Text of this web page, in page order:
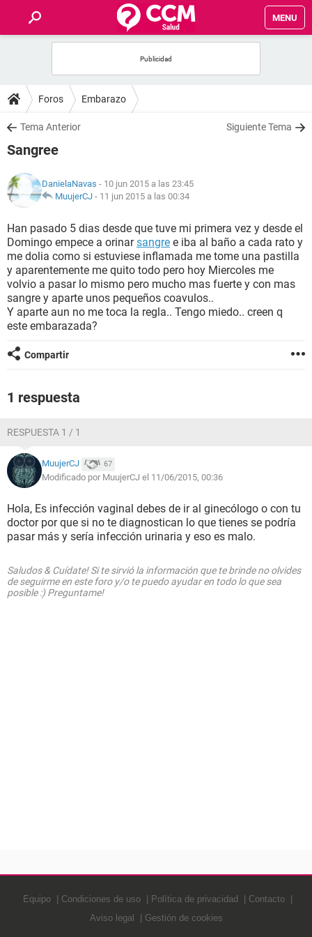
MENU
FOROS
SALUD
FAMILIA
NUTRICIÓN
BIENESTAR
SEXUALIDAD
GLOSARIO
Foros Embarazo
Tema Anterior Siguiente Tema
Sangree
DanielaNavas - 10 jun 2015 a las 23:45
MuujerCJ - 11 jun 2015 a las 00:34
Han pasado 5 dias desde que tuve mi primera vez y desde el
Domingo empece a orinarsangre e iba al baño a cada rato y
me dolia como si estuviese inflamada me tome una pastilla
y aparentemente me quito todo pero hoy Miercoles me
volvio a pasar lo mismo pero mucho mas fuerte y con mas
sangre y aparte unos pequeños coavulos..
Y aparte aun no me toca la regla.. Tengo miedo.. creen q
este embarazada?
Compartir
1 respuesta
RESPUESTA 1 / 1
MuujerCJ 67
Modificado por MuujerCJ el 11/06/2015, 00:36
Hola, Es infección vaginal debes de ir al ginecólogo o con tu
doctor por que si no te diagnostican lo que tienes se podría
pasar más y sería infección urinaria y eso es malo.
Saludos & Cuídate! Si te sirvió la información que te brinde no olvides
de seguirme en este foro y/o te puedo ayudar en todo lo que sea
posible :) Preguntame!
Equipo Condiciones de uso Política de privacidad
Contacto
Aviso legal
Gestión de cookies